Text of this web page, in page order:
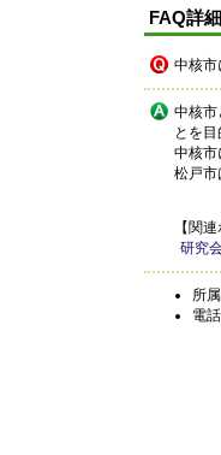
FAQ詳細
中核市
中核市
とを
中核市
松戸市
【関
研究
所
電